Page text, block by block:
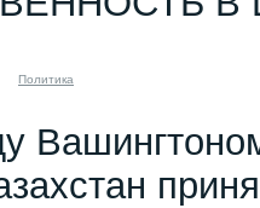
Политика